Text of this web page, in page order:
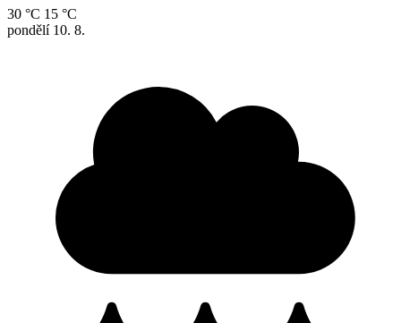
30 °C 15 °C
pondělí 10. 8.